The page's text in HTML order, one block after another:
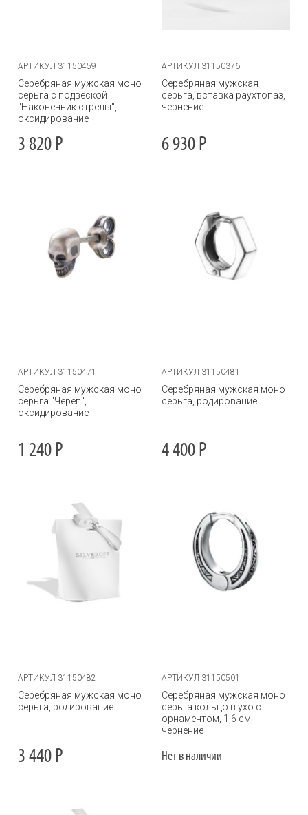
АРТИКУЛ 31150459
Серебряная мужская моно
серьга с подвеской
"Наконечник стрелы",
оксидирование
3 820 Р
АРТИКУЛ 31150376
Серебряная мужская
серьга, вставка раухтопаз,
чернение
6 930 Р
АРТИКУЛ 31150471
Серебряная мужская моно
серьга "Череп",
оксидирование
1 240 Р
АРТИКУЛ 31150481
Серебряная мужская моно
серьга, родирование
4 400 Р
АРТИКУЛ 31150482
Серебряная мужская моно
серьга, родирование
3 440 Р
АРТИКУЛ 31150501
Серебряная мужская моно
серьга кольцо в ухо с
орнаментом, 1,6 см,
чернение
Нет в наличии